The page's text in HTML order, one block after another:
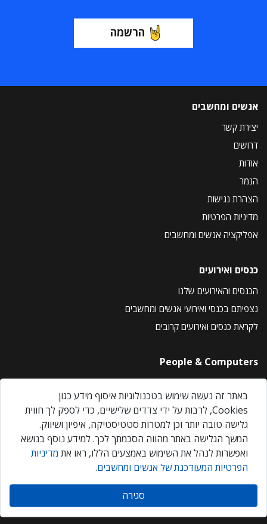
הרשמה
אנשים ומחשבים
יצירת קשר
דרושים
אודות
הנמר
הצהרת נגישות
מדיניות הפרטיות
אפליקציה אנשים ומחשבים
כנסים ואירועים
הכנסים והאירועים שלנו
נצפיתם בכנסי ואירועי אנשים ומחשבים
לקראת כנסים ואירועים קרובים
People & Computers
About Us
Privacy Policy
Contact Us
Our Events
אנשים ומחשבים © 2026 – כל הזכויות שמורות
באתר זה נעשה שימוש בטכנולוגיות איסוף מידע כגון
Cookies, לרבות על ידי צדדים שלישיים, כדי לספק לך חווית
גלישה טובה יותר וכן למטרות סטטיסטיקה, איפיון ושיווק.
המשך הגלישה באתר מהווה הסכמתך לכך. למידע נוסף בנושא
ואפשרות לנהל את השימוש באמצעים הללו, ראו את מדיניות
הפרטיות המעודכנת של אנשים ומחשבים.
סגירה